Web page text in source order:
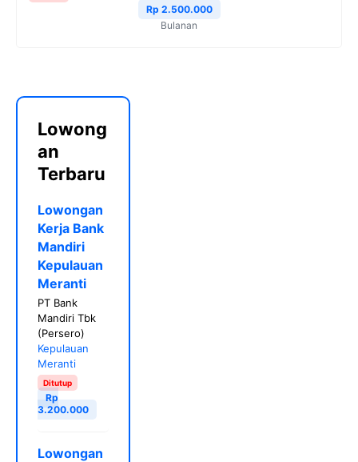
Rp 2.500.000
Bulanan
Lowong
an
Terbaru
Lowongan
Kerja Bank
Mandiri
Kepulauan
Meranti
PT Bank
Mandiri Tbk
(Persero)
Kepulauan
Meranti
Ditutup
Rp
3.200.000
Lowongan